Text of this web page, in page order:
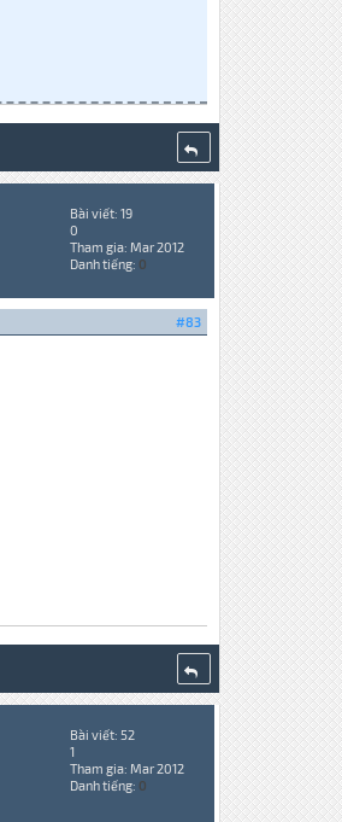
Bài viết: 19
0
Tham gia: Mar 2012
Danh tiếng: 0
#83
Bài viết: 52
1
Tham gia: Mar 2012
Danh tiếng: 0